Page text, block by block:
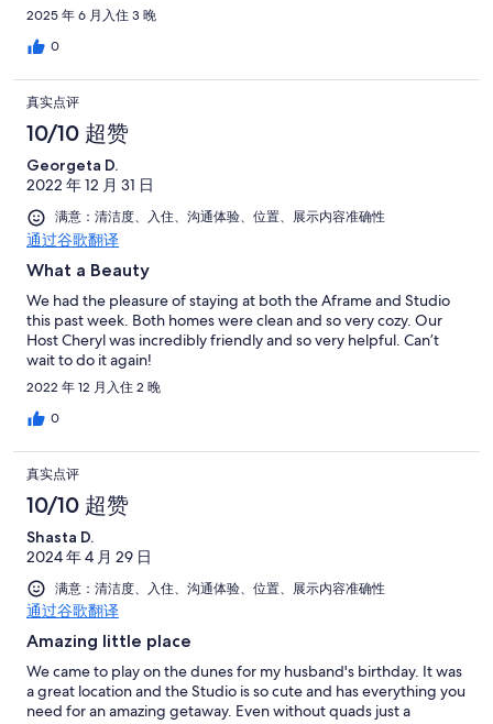
2025 年 6 月入住 3 晚
0
真实点评
10/10 超赞
Georgeta D.
2022 年 12 月 31 日
满意：清洁度、入住、沟通体验、位置、展示内容准确性
通过谷歌翻译
What a Beauty
We had the pleasure of staying at both the Aframe and Studio
this past week. Both homes were clean and so very cozy. Our
Host Cheryl was incredibly friendly and so very helpful. Can’t
wait to do it again!
2022 年 12 月入住 2 晚
0
真实点评
10/10 超赞
Shasta D.
2024 年 4 月 29 日
满意：清洁度、入住、沟通体验、位置、展示内容准确性
通过谷歌翻译
Amazing little place
We came to play on the dunes for my husband's birthday. It was
a great location and the Studio is so cute and has everything you
need for an amazing getaway. Even without quads just a